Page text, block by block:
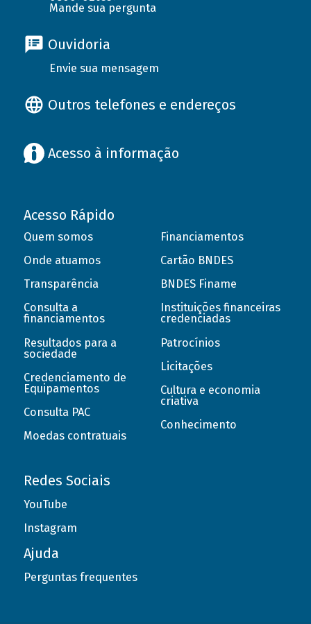
Mande sua pergunta
Ouvidoria
Envie sua mensagem
Outros telefones e endereços
Acesso à informação
Acesso Rápido
Quem somos
Onde atuamos
Transparência
Consulta a
financiamentos
Resultados para a
sociedade
Credenciamento de
Equipamentos
Consulta PAC
Moedas contratuais
Financiamentos
Cartão BNDES
BNDES Finame
Instituições financeiras
credenciadas
Patrocínios
Licitações
Cultura e economia
criativa
Conhecimento
Redes Sociais
YouTube
Instagram
Ajuda
Perguntas frequentes